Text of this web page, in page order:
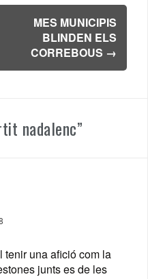
MES MUNICIPIS
BLINDEN ELS
CORREBOUS →
nadalenc”
tenir una afició com la
junts es de les